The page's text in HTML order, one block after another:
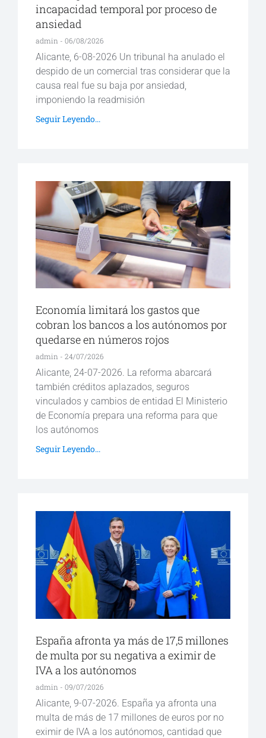
incapacidad temporal por proceso de
ansiedad
admin 06/08/2026
Alicante, 6-08-2026 Un tribunal ha anulado el
despido de un comercial tras considerar que la
causa real fue su baja por ansiedad,
imponiendo la readmisión
Seguir Leyendo...
Economía limitará los gastos que
cobran los bancos a los autónomos por
quedarse en números rojos
admin 24/07/2026
Alicante, 24-07-2026. La reforma abarcará
también créditos aplazados, seguros
vinculados y cambios de entidad El Ministerio
de Economía prepara una reforma para que
los autónomos
Seguir Leyendo...
España afronta ya más de 17,5 millones
de multa por su negativa a eximir de
IVA a los autónomos
admin 09/07/2026
Alicante, 9-07-2026. España ya afronta una
multa de más de 17 millones de euros por no
eximir de IVA a los autónomos, cantidad que